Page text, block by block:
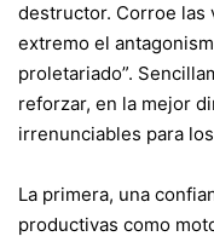
destructor. Corroe las
extremo el
proletariado”.
reforzar, en la mejor
irrenunciables para
La primera, una
productivas como